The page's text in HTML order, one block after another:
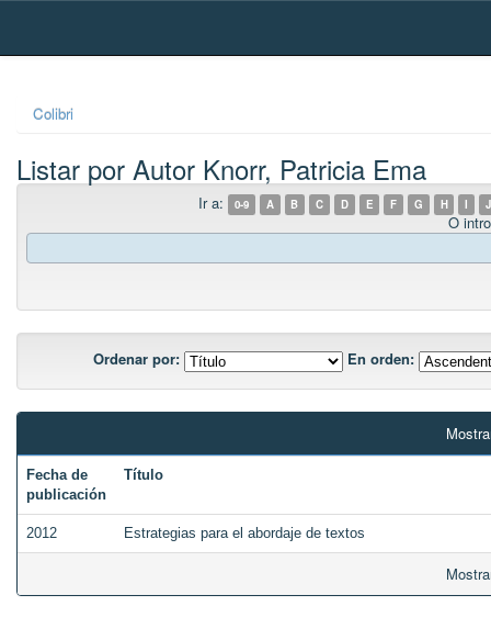
Skip
Colibri
Listar por Autor Knorr, Patricia Ema
Ir a: 0-9 A B C D E F G H I J
O
Ordenar por: En orden:
Fecha de
publicación
Título
2012 Estrategias para el abordaje de textos